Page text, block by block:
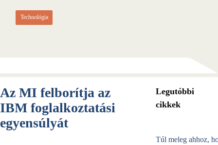
Technológia
Az MI felborítja az
IBM foglalkoztatási
egyensúlyát
Legutóbbi
cikkek
Túl meleg ahhoz,